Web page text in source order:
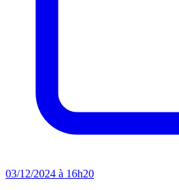
03/12/2024 à 16h20